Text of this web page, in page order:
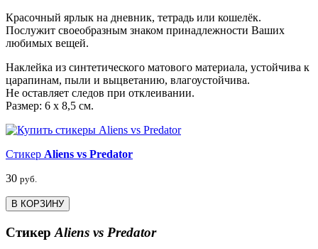
Красочный ярлык на дневник, тетрадь или кошелёк.
Послужит своеобразным знаком принадлежности Ваших
любимых вещей.
Наклейка из синтетического матового материала, устойчива к
царапинам, пыли и выцветанию, влагоустойчива.
Не оставляет следов при отклеивании.
Размер: 6 х 8,5 см.
Стикер Aliens vs Predator
30 руб.
В КОРЗИНУ
Стикер Aliens vs Predator